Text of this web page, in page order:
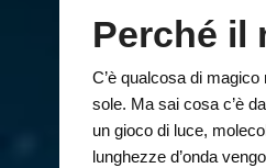
Perché il
C’è qualcosa di
sole. Ma sai cosa c’è
un gioco di luce,
lunghezze d’onda